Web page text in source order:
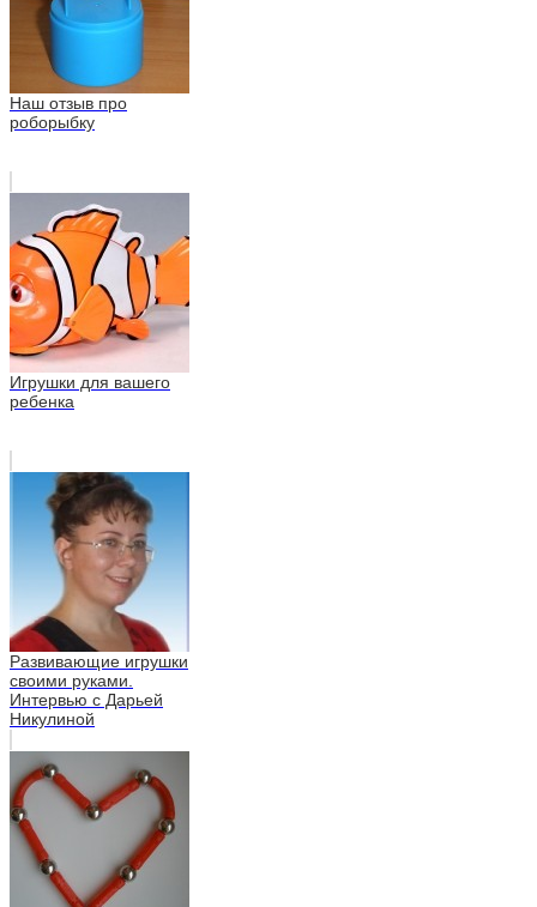
Наш отзыв про
роборыбку
Игрушки для вашего
ребенка
Развивающие игрушки
своими руками.
Интервью с Дарьей
Никулиной